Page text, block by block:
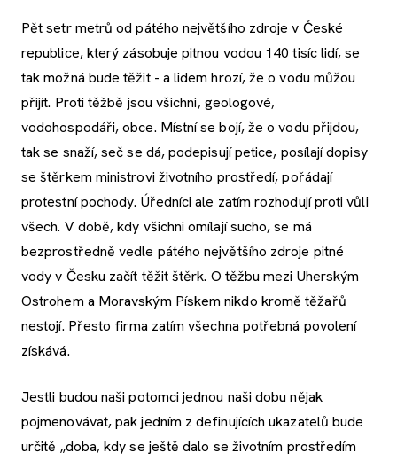
Pět setr metrů od pátého největšího zdroje v České
republice, který zásobuje pitnou vodou 140 tisíc lidí, se
tak možná bude těžit - a lidem hrozí, že o vodu můžou
přijít. Proti těžbě jsou všichni, geologové,
vodohospodáři, obce. Místní se bojí, že o vodu přijdou,
tak se snaží, seč se dá, podepisují petice, posílají dopisy
se štěrkem ministrovi životního prostředí, pořádají
protestní pochody. Úředníci ale zatím rozhodují proti vůli
všech. V době, kdy všichni omílají sucho, se má
bezprostředně vedle pátého největšího zdroje pitné
vody v Česku začít těžit štěrk. O těžbu mezi Uherským
Ostrohem a Moravským Pískem nikdo kromě těžařů
nestojí. Přesto firma zatím všechna potřebná povolení
získává.
Jestli budou naši potomci jednou naši dobu nějak
pojmenovávat, pak jedním z definujících ukazatelů bude
určitě „doba, kdy se ještě dalo se životním prostředím